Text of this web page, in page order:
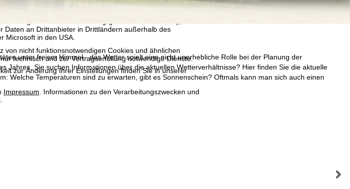
werden dabei Nutzungsprofile anhand von Endgeräte- und
an Drittanbieter in Drittländern außerhalb des
Microsoft in den USA.
von nicht funktionsnotwendigen Cookies und ähnlichen
technisch und zur Vertragserfüllung notwendige Dienste.
zur Änderung Ihrer Einstellungen finden Sie in unserer
Impressum . Informationen zu den Verarbeitungszwecken und
unter freiem Himmel - das Wetter spielt eine nicht unerhebliche Rolle bei der Planung der
Jahres. Sie suchen Informationen über die aktuellen Wetterverhältnisse? Hier finden Sie die aktuelle
Welche Temperaturen sind zu erwarten, gibt es Sonnenschein? Oftmals kann man sich auch einen